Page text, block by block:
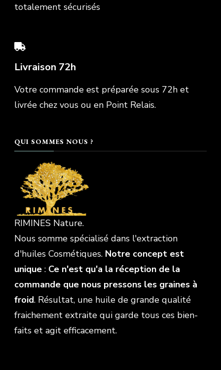
totalement sécurisés
Livraison 72h
Votre commande est préparée sous 72h et
livrée chez vous ou en Point Relais.
QUI SOMMES NOUS ?
RIMINES Nature.
Nous somme spécialisé dans l'extraction
d'huiles Cosmétiques. Notre concept est
unique : Ce n'est qu'a la réception de la
commande que nous pressons les graines à
froid. Résultat, une huile de grande qualité
fraichement extraite qui garde tous ces bien-
faits et agit efficacement.